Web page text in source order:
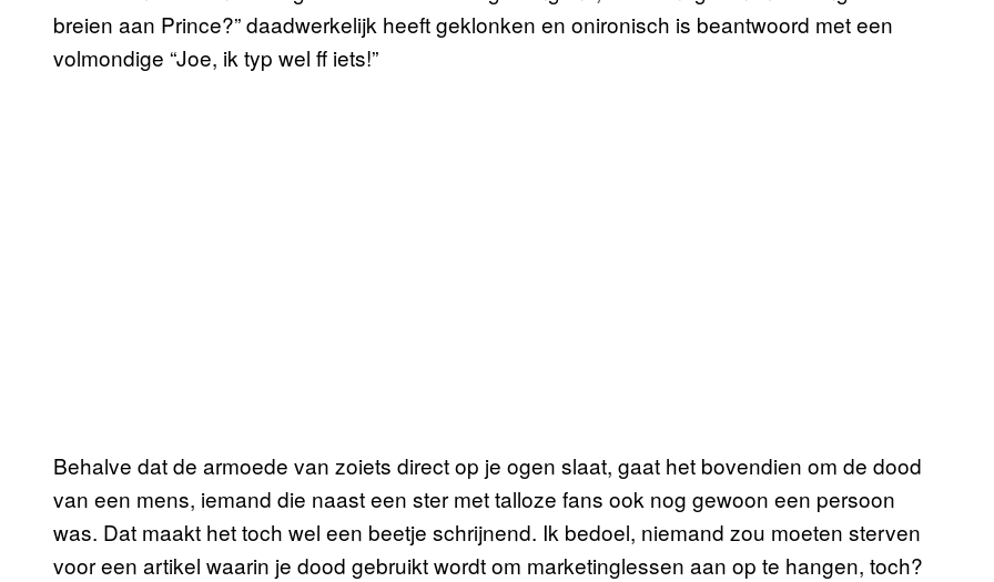
breien aan Prince?” daadwerkelijk heeft geklonken en onironisch is beantwoord met een
volmondige “Joe, ik typ wel ff iets!”
Behalve dat de armoede van zoiets direct op je ogen slaat, gaat het bovendien om de dood
van een mens, iemand die naast een ster met talloze fans ook nog gewoon een persoon
was. Dat maakt het toch wel een beetje schrijnend. Ik bedoel, niemand zou moeten sterven
voor een artikel waarin je dood gebruikt wordt om marketinglessen aan op te hangen, toch?